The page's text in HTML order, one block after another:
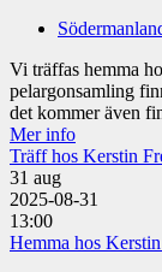
Vi träffas hemma
pelargonsamling
det kommer även
Mer info
Träff hos Kerstin
31 aug
2025-08-31
13:00
Hemma hos